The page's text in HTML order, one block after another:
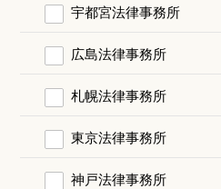
宇都宮法律事務所
広島法律事務所
札幌法律事務所
東京法律事務所
神戸法律事務所